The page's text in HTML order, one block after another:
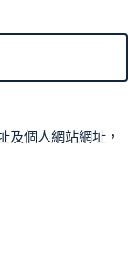
及個人網站網址，